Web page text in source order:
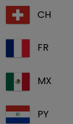
CH
FR
MX
PY